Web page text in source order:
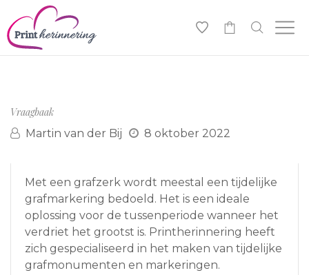
Vraagbaak
Martin van der Bij
8 oktober 2022
Met een grafzerk wordt meestal een tijdelijke
grafmarkering bedoeld. Het is een ideale
oplossing voor de tussenperiode wanneer het
verdriet het grootst is. Printherinnering heeft
zich gespecialiseerd in het maken van tijdelijke
grafmonumenten en markeringen.